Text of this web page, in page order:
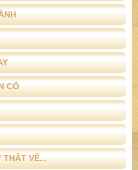
CỎ
THẬT VỀ...